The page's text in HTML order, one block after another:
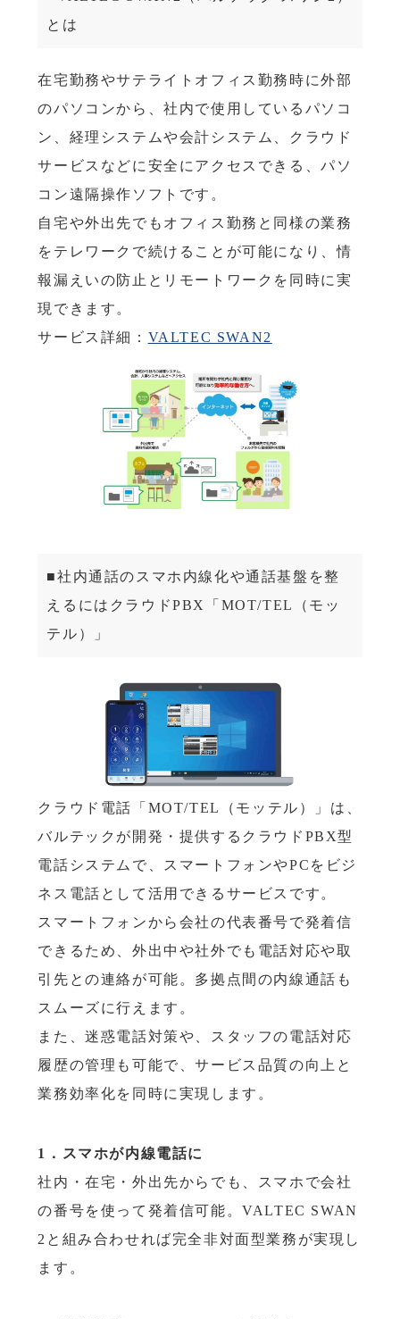
とは
在宅勤務やサテライトオフィス勤務時に外部
のパソコンから、社内で使用しているパソコ
ン、経理システムや会計システム、クラウド
サービスなどに安全にアクセスできる、パソ
コン遠隔操作ソフトです。
自宅や外出先でもオフィス勤務と同様の業務
をテレワークで続けることが可能になり、情
報漏えいの防止とリモートワークを同時に実
現できます。
サービス詳細： VALTEC SWAN2
■社内通話のスマホ内線化や通話基盤を整
えるにはクラウドPBX「MOT/TEL（モッ
テル）」
クラウド電話「MOT/TEL（モッテル）」は、
バルテックが開発・提供するクラウドPBX型
電話システムで、スマートフォンやPCをビジ
ネス電話として活用できるサービスです。
スマートフォンから会社の代表番号で発着信
できるため、外出中や社外でも電話対応や取
引先との連絡が可能。多拠点間の内線通話も
スムーズに行えます。
また、迷惑電話対策や、スタッフの電話対応
履歴の管理も可能で、サービス品質の向上と
業務効率化を同時に実現します。
1．スマホが内線電話に
社内・在宅・外出先からでも、スマホで会社
の番号を使って発着信可能。VALTEC SWAN
2と組み合わせれば完全非対面型業務が実現し
ます。